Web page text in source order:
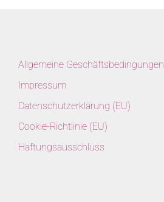
Allgemeine Geschäftsbedingungen
Impressum
Datenschutzerklärung (EU)
Cookie-Richtlinie (EU)
Haftungsausschluss